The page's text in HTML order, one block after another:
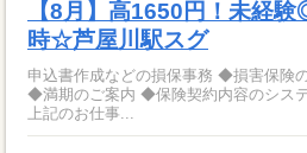
【8月】高1650円！未経
時☆芦屋川駅スグ
申込書作成などの損保事務 ◆損害保険の見積書や申込書などの作成
◆満期のご案内 ◆保険契約内容のシステ
上記のお仕事...